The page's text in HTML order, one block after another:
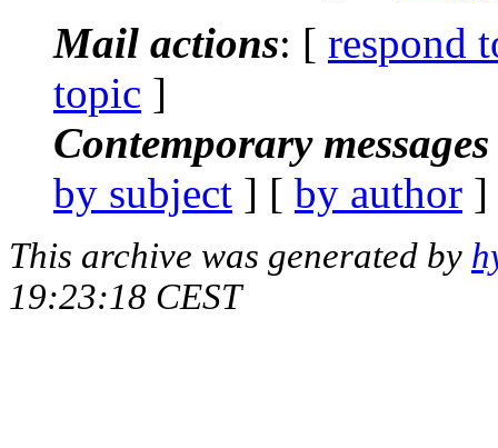
Mail actions: [ respond
topic ]
Contemporary
by subject ] [ by author
This archive was generated by
19:23:18 CEST